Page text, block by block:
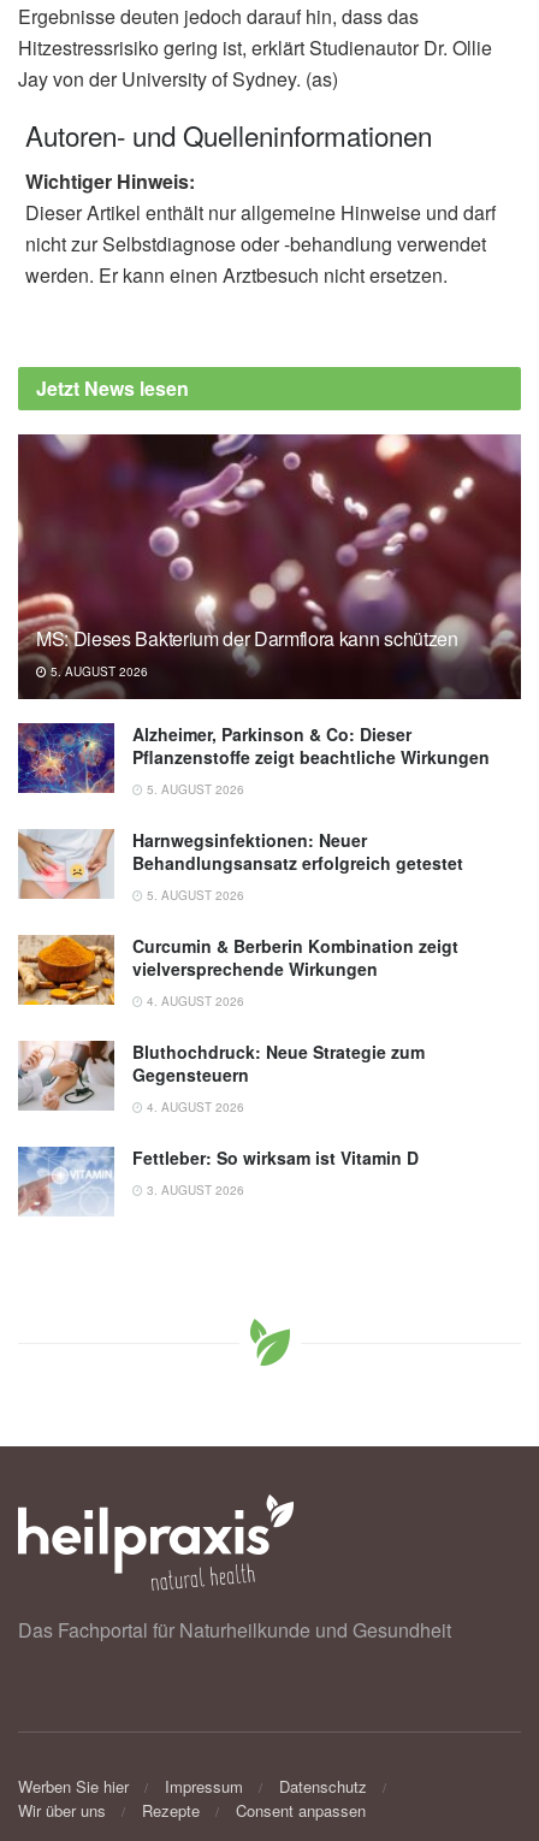
Ergebnisse deuten jedoch darauf hin, dass das
Hitzestressrisiko gering ist, erklärt Studienautor Dr. Ollie
Jay von der University of Sydney. (as)
Autoren- und Quelleninformationen
Wichtiger Hinweis:
Dieser Artikel enthält nur allgemeine Hinweise und darf
nicht zur Selbstdiagnose oder -behandlung verwendet
werden. Er kann einen Arztbesuch nicht ersetzen.
Jetzt News lesen
MS: Dieses Bakterium der Darmflora kann schützen
5. AUGUST 2026
Alzheimer, Parkinson & Co: Dieser
Pflanzenstoffe zeigt beachtliche Wirkungen
5. AUGUST 2026
Harnwegsinfektionen: Neuer
Behandlungsansatz erfolgreich getestet
5. AUGUST 2026
Curcumin & Berberin Kombination zeigt
vielversprechende Wirkungen
4. AUGUST 2026
Bluthochdruck: Neue Strategie zum
Gegensteuern
4. AUGUST 2026
Fettleber: So wirksam ist Vitamin D
3. AUGUST 2026
Das Fachportal für Naturheilkunde und Gesundheit
Werben Sie hier Impressum
Datenschutz
Wir über uns
Rezepte Consent anpassen